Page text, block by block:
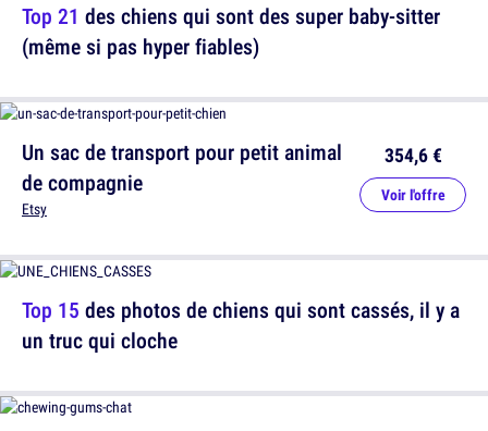
Un sac de transport pour petit animal
de compagnie
Etsy
354,6 €
Voir l'offre
Top 21 des chiens qui sont des super baby-sitter
(même si pas hyper fiables)
Top 15 des photos de chiens qui sont cassés, il y a
un truc qui cloche